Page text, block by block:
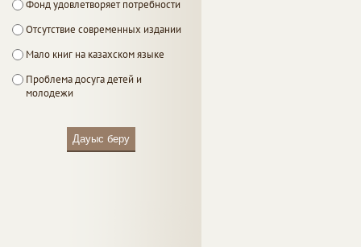
Фонд удовлетворяет потребности
Отсутствие современных издании
Мало книг на казахском языке
Проблема досуга детей и
молодежи
Дауыс беру